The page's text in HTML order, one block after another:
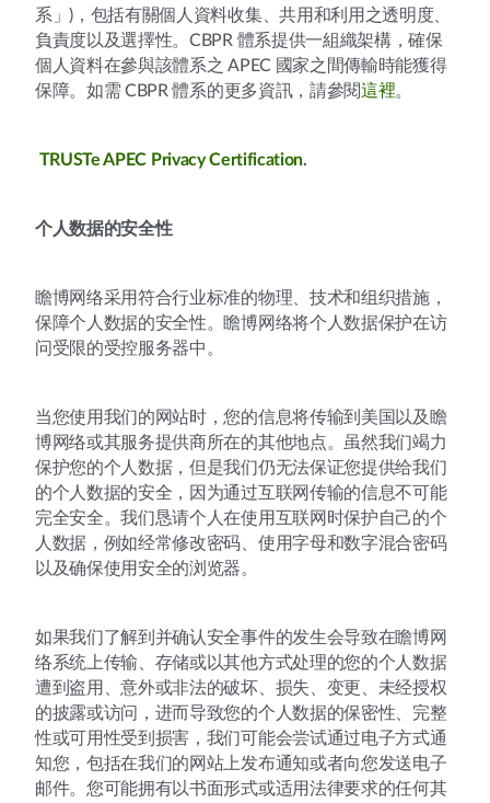
系」)，包括有關個人資料收集、共用和利用之透明度、
負責度以及選擇性。CBPR 體系提供一組織架構，確保
個人資料在參與該體系之 APEC 國家之間傳輸時能獲得
保障。如需 CBPR 體系的更多資訊，請參閱這裡。
TRUSTe APEC Privacy Certification.
个人数据的安全性
瞻博网络采用符合行业标准的物理、技术和组织措施，
保障个人数据的安全性。瞻博网络将个人数据保护在访
问受限的受控服务器中。
当您使用我们的网站时，您的信息将传输到美国以及瞻
博网络或其服务提供商所在的其他地点。虽然我们竭力
保护您的个人数据，但是我们仍无法保证您提供给我们
的个人数据的安全，因为通过互联网传输的信息不可能
完全安全。我们恳请个人在使用互联网时保护自己的个
人数据，例如经常修改密码、使用字母和数字混合密码
以及确保使用安全的浏览器。
如果我们了解到并确认安全事件的发生会导致在瞻博网
络系统上传输、存储或以其他方式处理的您的个人数据
遭到盗用、意外或非法的破坏、损失、变更、未经授权
的披露或访问，进而导致您的个人数据的保密性、完整
性或可用性受到损害，我们可能会尝试通过电子方式通
知您，包括在我们的网站上发布通知或者向您发送电子
邮件。您可能拥有以书面形式或适用法律要求的任何其